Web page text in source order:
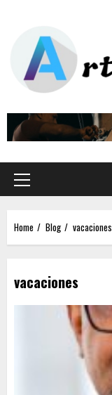
Home Blog vacaciones
vacaciones